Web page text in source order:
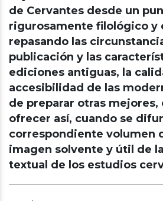
de Cervantes desde un
rigurosamente filológico y
repasando las
publicación y las
ediciones antiguas, la
accesibilidad de las
de preparar otras mejores,
ofrecer así, cuando se
correspondiente volumen
imagen solvente y útil de
textual de los estudios